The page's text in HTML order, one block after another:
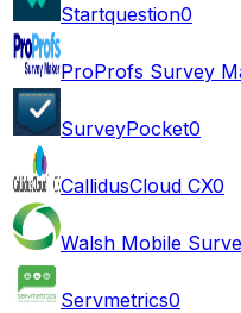
Startquestion0
ProProfs Survey
SurveyPocket0
CallidusCloud CX0
Walsh Mobile
Servmetrics0